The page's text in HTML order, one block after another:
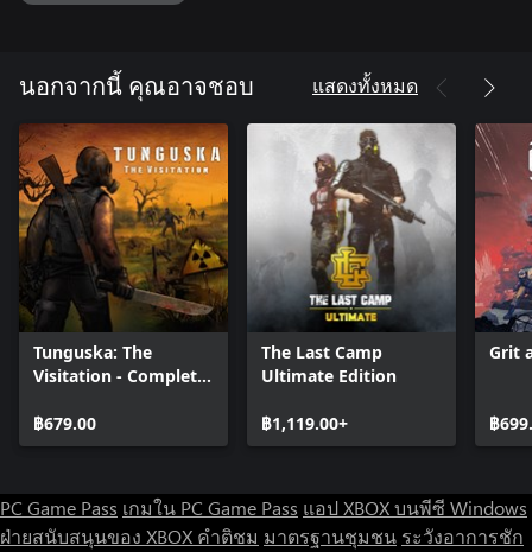
The packs of monsters always have a leader. Plan ahead,
strategically assemble your squad of specialists to maximize your
odds of survival, and head out on exploration and scouting
missions. Gather vital intelligence on the monsters’ movements
to better defend your settlements, or find and eliminate the
นอกจากนี้ คุณอาจชอบ แสดงทั้งหมด
Tunguska: The
Visitation - Complete
฿679.00
The Last Camp
Ultimate Edition
฿1,119.00+
Grit
฿
PC Game Pass เกมใน PC Game Pass แอป XBOX บนพีซี Windows
ฝ่ายสนับสนุนของ XBOX คำติชม มาตรฐานชุมชน ระวังอาการชัก